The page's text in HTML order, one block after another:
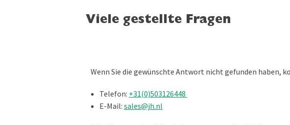
Viele gestellte Fragen
Wenn Sie die gewünschte Antwort nicht gefunden haben,
Telefon: +31(0)503126448
E-Mail: sales@jh.nl